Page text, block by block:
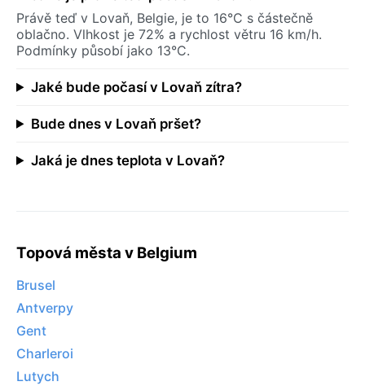
Právě teď v Lovaň, Belgie, je to 16°C s částečně
oblačno. Vlhkost je 72% a rychlost větru 16 km/h.
Podmínky působí jako 13°C.
Jaké bude počasí v Lovaň zítra?
Bude dnes v Lovaň pršet?
Jaká je dnes teplota v Lovaň?
Topová města v Belgium
Brusel
Antverpy
Gent
Charleroi
Lutych